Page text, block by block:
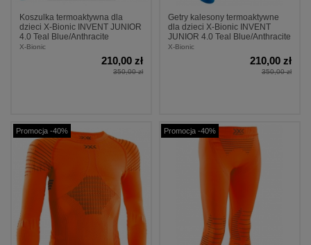
Koszulka termoaktywna dla
dzieci X-Bionic INVENT JUNIOR
4.0 Teal Blue/Anthracite
X-Bionic
210,00 zł
350,00 zł
Getry kalesony termoaktywne
dla dzieci X-Bionic INVENT
JUNIOR 4.0 Teal Blue/Anthracite
X-Bionic
210,00 zł
350,00 zł
Promocja -40% Promocja -40%